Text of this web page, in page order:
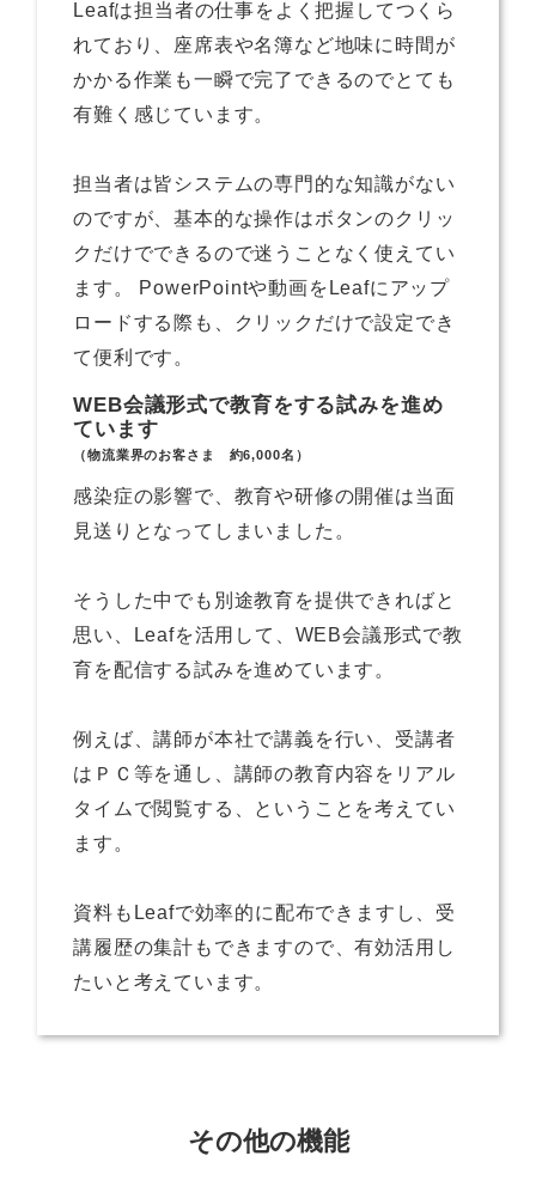
Leafは担当者の仕事をよく把握してつくら
れており、座席表や名簿など地味に時間が
かかる作業も一瞬で完了できるのでとても
有難く感じています。
担当者は皆システムの専門的な知識がない
のですが、基本的な操作はボタンのクリッ
クだけでできるので迷うことなく使えてい
ます。 PowerPointや動画をLeafにアップ
ロードする際も、クリックだけで設定でき
て便利です。
WEB会議形式で教育をする試みを進め
ています
（物流業界のお客さま 約6,000名）
感染症の影響で、教育や研修の開催は当面
見送りとなってしまいました。
そうした中でも別途教育を提供できればと
思い、Leafを活用して、WEB会議形式で教
育を配信する試みを進めています。
例えば、講師が本社で講義を行い、受講者
はＰＣ等を通し、講師の教育内容をリアル
タイムで閲覧する、ということを考えてい
ます。
資料もLeafで効率的に配布できますし、受
講履歴の集計もできますので、有効活用し
たいと考えています。
その他の機能